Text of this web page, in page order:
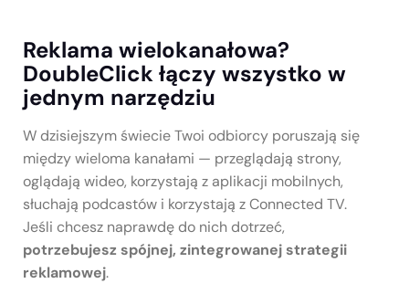
Reklama wielokanałowa?
DoubleClick łączy wszystko w
jednym narzędziu
W dzisiejszym świecie Twoi odbiorcy poruszają się
między wieloma kanałami — przeglądają strony,
oglądają wideo, korzystają z aplikacji mobilnych,
słuchają podcastów i korzystają z Connected TV.
Jeśli chcesz naprawdę do nich dotrzeć,
potrzebujesz spójnej, zintegrowanej strategii
reklamowej.